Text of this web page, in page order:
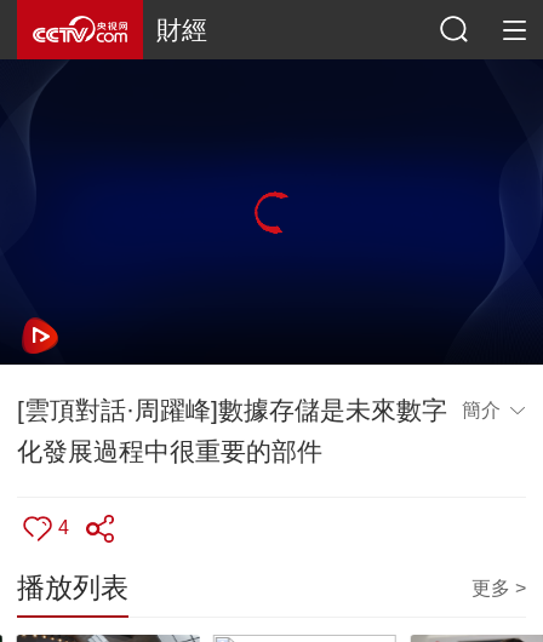
財經
[雲頂對話·周躍峰]數據存儲是未來數字
化發展過程中很重要的部件
簡介
4
播放列表 更多 >